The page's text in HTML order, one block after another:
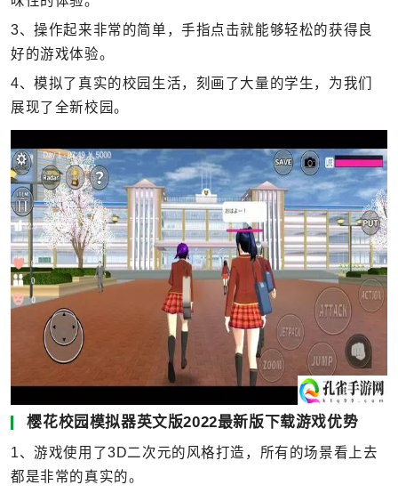
3、操作起来非常的简单，手指点击就能够轻松的获得良
好的游戏体验。
4、模拟了真实的校园生活，刻画了大量的学生，为我们
展现了全新校园。
樱花校园模拟器英文版2022最新版下载游戏优势
1、游戏使用了3D二次元的风格打造，所有的场景看上去
都是非常的真实的。